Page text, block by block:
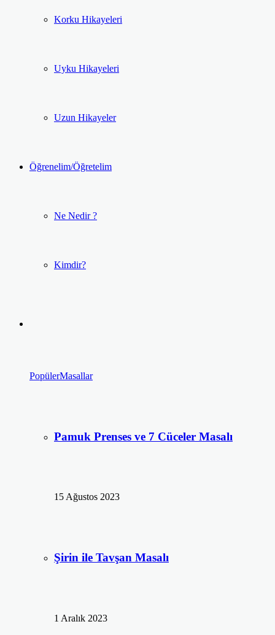
Korku Hikayeleri
Uyku Hikayeleri
Uzun Hikayeler
Öğrenelim/Öğretelim
Ne Nedir ?
Kimdir?
PopülerMasallar
Pamuk Prenses ve 7 Cüceler Masalı
15 Ağustos 2023
Şirin ile Tavşan Masalı
1 Aralık 2023